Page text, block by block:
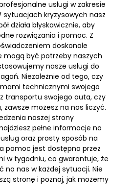
usługi w zakresie
sytuacjach kryzysowych nasz
działa błyskawicznie, aby
rozwiązania i pomoc. Z
doskonale
mogą być potrzeby naszych
nasze usługi do
Niezależnie od tego, czy
technicznymi swojego
transportu swojego auta, czy
zawsze możesz na nas liczyć.
naszej strony
pełne informacje na
oraz prosty sposób na
pomoc jest dostępna przez
w tygodniu, co gwarantuje, że
na nas w każdej sytuacji. Nie
stronę i poznaj, jak możemy